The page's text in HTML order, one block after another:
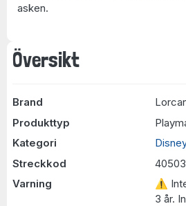
Översikt
Brand
Produkttyp
Kategori
Streckkod
Varning
⚠
3 år.
asken.